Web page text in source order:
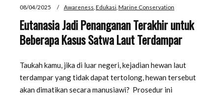
08/04/2025 Awareness Edukasi Marine Conservation
Eutanasia Jadi Penanganan Terakhir untuk
Beberapa Kasus Satwa Laut Terdampar
Taukah kamu, jika di luar negeri, kejadian hewan laut
terdampar yang tidak dapat tertolong, hewan tersebut
akan dimatikan secara manusiawi? Prosedur ini